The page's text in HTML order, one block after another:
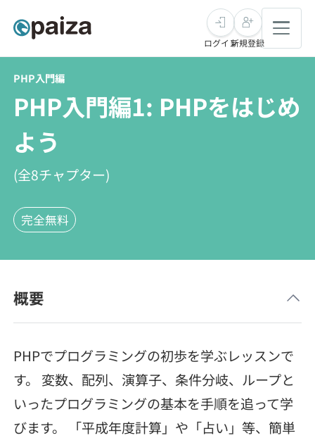
求人検索
インタビュー
転職成功ガイド
未経験転職
求人検索
インタビュー
新卒就活
求人検索
イベント・セミナー
インタビュー
学習
問題集
ナレッジ
リファレンス
SQL
再チャレンジ結果一覧
メディア
Tech Team Journal
paiza times
paizaとは？
ログイン新規登録
PHP入門編
PHP入門編1: PHPをはじめ
よう
(全8チャプター)
完全無料
概要
PHPでプログラミングの初歩を学ぶレッスンで
す。 変数、配列、演算子、条件分岐、ループと
いったプログラミングの基本を手順を追って学
びます。 「平成年度計算」や「占い」等、簡単